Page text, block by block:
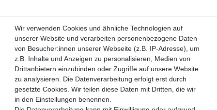
Kunden-Anfragen: info@zooheld.de
Über uns
Zahlung und Versand
Retouren
Wir verwenden Cookies und ähnliche Technologien auf
unserer Website und verarbeiten personenbezogene Daten
von Besucher:innen unserer Webseite (z.B. IP-Adresse), um
z.B. Inhalte und Anzeigen zu personalisieren, Medien von
Drittanbietern einzubinden oder Zugriffe auf unsere Website
zu analysieren. Die Datenverarbeitung erfolgt erst durch
gesetzte Cookies. Wir teilen diese Daten mit Dritten, die wir
in den Einstellungen benennen.
Wir verwenden Cookies und ähnliche Technologien auf
unserer Website und verarbeiten personenbezogene Daten
von Besucher:innen unserer Webseite (z.B. IP-Adresse), um
z.B. Inhalte und Anzeigen zu personalisieren, Medien von
Drittanbietern einzubinden oder Zugriffe auf unsere Website
zu analysieren. Die Datenverarbeitung erfolgt erst durch
gesetzte Cookies. Wir teilen diese Daten mit Dritten, die wir
in den Einstellungen benennen.